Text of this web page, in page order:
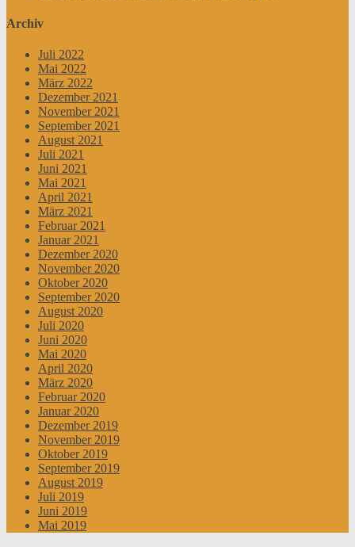
Archiv
Juli 2022
Mai 2022
März 2022
Dezember 2021
November 2021
September 2021
August 2021
Juli 2021
Juni 2021
Mai 2021
April 2021
März 2021
Februar 2021
Januar 2021
Dezember 2020
November 2020
Oktober 2020
September 2020
August 2020
Juli 2020
Juni 2020
Mai 2020
April 2020
März 2020
Februar 2020
Januar 2020
Dezember 2019
November 2019
Oktober 2019
September 2019
August 2019
Juli 2019
Juni 2019
Mai 2019